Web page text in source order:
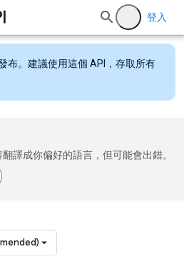
登入
布。建議使用這個 API，存取所有
譯成你偏好的語言，但可能會出錯。